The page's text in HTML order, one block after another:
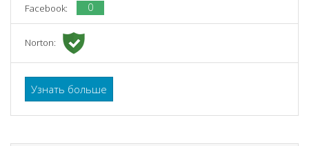
Facebook: 0
Norton:
Узнать больше